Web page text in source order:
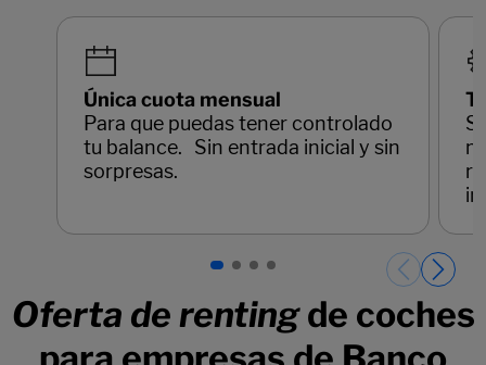
Única cuota mensual
Para que puedas tener controlado
tu balance. Sin entrada inicial y sin
sorpresas.
Oferta de rentingde coches